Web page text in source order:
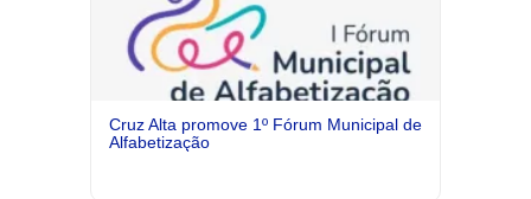
Cruz Alta promove 1º Fórum Municipal de
Alfabetização